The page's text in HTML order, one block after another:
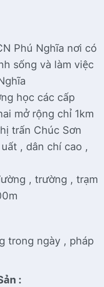
Phú Nghĩa nơi có
sống và làm việc
học các cấp
mở rộng chỉ 1km
trấn Chúc Sơn
, dân chí cao ,
, trường , trạm
trong ngày , pháp
: